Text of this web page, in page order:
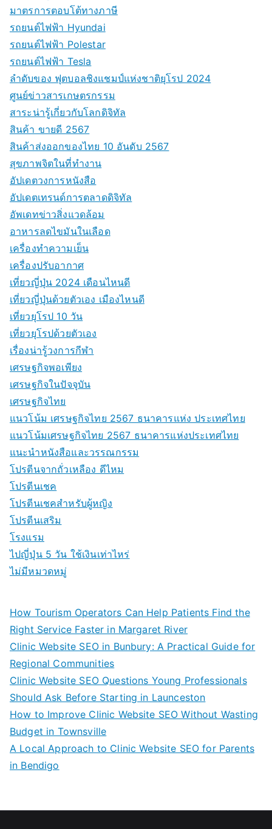
มาตรการตอบโต้ทางภาษี
รถยนต์ไฟฟ้า Hyundai
รถยนต์ไฟฟ้า Polestar
รถยนต์ไฟฟ้า Tesla
ลำดับของ ฟุตบอลชิงแชมป์แห่งชาติยุโรป 2024
ศูนย์ข่าวสารเกษตรกรรม
สาระน่ารู้เกี่ยวกับโลกดิจิทัล
สินค้า ขายดี 2567
สินค้าส่งออกของไทย 10 อันดับ 2567
สุขภาพจิตในที่ทำงาน
อัปเดตวงการหนังสือ
อัปเดตเทรนด์การตลาดดิจิทัล
อัพเดทข่าวสิ่งแวดล้อม
อาหารลดไขมันในเลือด
เครื่องทำความเย็น
เครื่องปรับอากาศ
เที่ยวญี่ปุ่น 2024 เดือนไหนดี
เที่ยวญี่ปุ่นด้วยตัวเอง เมืองไหนดี
เที่ยวยุโรป 10 วัน
เที่ยวยุโรปด้วยตัวเอง
เรื่องน่ารู้วงการกีฬา
เศรษฐกิจพอเพียง
เศรษฐกิจในปัจจุบัน
เศรษฐกิจไทย
แนวโน้ม เศรษฐกิจไทย 2567 ธนาคารแห่ง ประเทศไทย
แนวโน้มเศรษฐกิจไทย 2567 ธนาคารแห่งประเทศไทย
แนะนำหนังสือและวรรณกรรม
โปรตีนจากถั่วเหลือง ดีไหม
โปรตีนเชค
โปรตีนเชคสำหรับผู้หญิง
โปรตีนเสริม
โรงแรม
ไปญี่ปุ่น 5 วัน ใช้เงินเท่าไหร่
ไม่มีหมวดหมู่
How Tourism Operators Can Help Patients Find the
Right Service Faster in Margaret River
Clinic Website SEO in Bunbury: A Practical Guide for
Regional Communities
Clinic Website SEO Questions Young Professionals
Should Ask Before Starting in Launceston
How to Improve Clinic Website SEO Without Wasting
Budget in Townsville
A Local Approach to Clinic Website SEO for Parents
in Bendigo